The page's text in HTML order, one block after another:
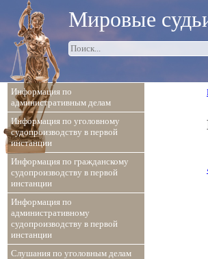
Информация по
административным делам
Информация по уголовному
судопроизводству в первой
инстанции
Информация по гражданскому
судопроизводству в первой
инстанции
Информация по
административному
судопроизводству в первой
инстанции
Слушания по уголовным делам
Мировые